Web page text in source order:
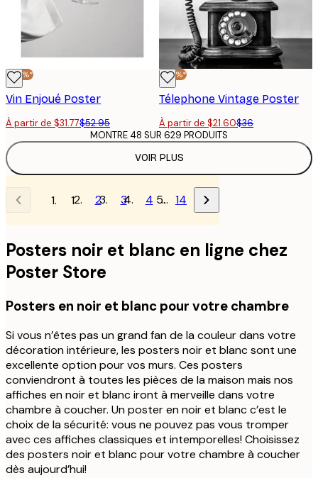
-40%*
Vin Enjoué Poster
À partir de $31.77$52.95
-40%*
Télephone Vintage Poster
À partir de $21.60$36
VOIR PLUS
MONTRE 48 SUR 629 PRODUITS
1 2 3 4 … 14
Posters noir et blanc en ligne chez
Poster Store
Posters en noir et blanc pour votre chambre
Si vous n’êtes pas un grand fan de la couleur dans votre
décoration intérieure, les posters noir et blanc sont une
excellente option pour vos murs. Ces posters
conviendront à toutes les pièces de la maison mais nos
affiches en noir et blanc iront à merveille dans votre
chambre à coucher. Un poster en noir et blanc c’est le
choix de la sécurité: vous ne pouvez pas vous tromper
avec ces affiches classiques et intemporelles! Choisissez
des posters noir et blanc pour votre chambre à coucher
dès aujourd’hui!